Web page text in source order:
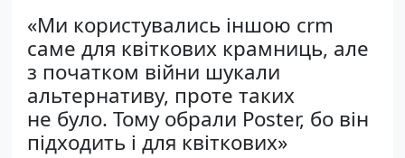
«Ми користувались іншою сrm
саме для квіткових крамниць, але
з початком війни шукали
альтернативу, проте таких
не було. Тому обрали Poster, бо він
підходить і для квіткових»